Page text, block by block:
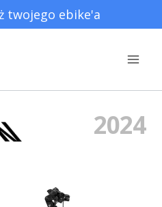
twojego ebike'a
2024